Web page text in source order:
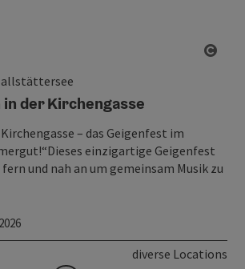
der Kirchengasse
– das Geigenfest im
einzigartige Geigenfest
und nah an um gemeinsam Musik zu
diverse Locations